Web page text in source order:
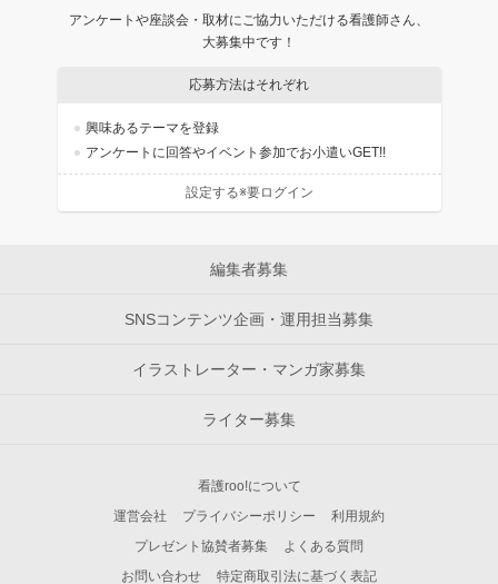
アンケートや座談会・取材にご協力いただける看護師さん、
大募集中です！
応募方法はそれぞれ
興味あるテーマを登録
アンケートに回答やイベント参加でお小遣いGET!!
設定する※要ログイン
編集者募集
SNSコンテンツ企画・運用担当募集
イラストレーター・マンガ家募集
ライター募集
看護roo!について
運営会社
プライバシーポリシー
利用規約
プレゼント協賛者募集
よくある質問
お問い合わせ
特定商取引法に基づく表記